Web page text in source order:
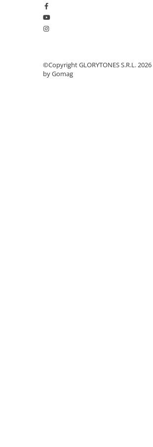
Standuri si stative de monitoare
Subwoofere de studio
Tratament acustic
©Copyright GLORYTONES S.R.L. 2026
by Gomag